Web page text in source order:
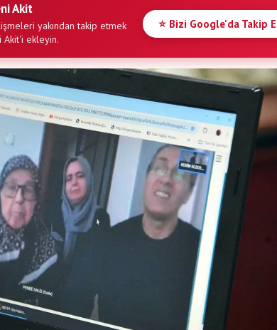
Akit
yakından takip etmek
ekleyin.
⭐ Bizi Google'da Takip